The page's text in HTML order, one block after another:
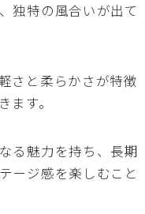
独特の風合いが出て
さと柔らかさが特徴
す。
る魅力を持ち、長期
ージ感を楽しむこと